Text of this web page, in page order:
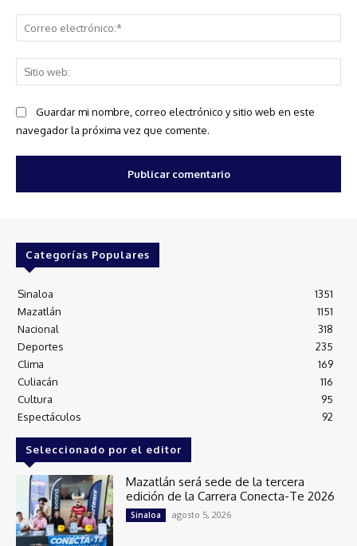
Guardar mi nombre, correo electrónico y sitio web en este
navegador la próxima vez que comente.
Categorías Populares
Sinaloa
1351
Mazatlán
1151
Nacional
318
Deportes
235
Clima
169
Culiacán
116
Cultura
95
Espectáculos
92
Seleccionado por el editor
Mazatlán será sede de la tercera
edición de la Carrera Conecta-Te 2026
Sinaloa agosto 5, 2026